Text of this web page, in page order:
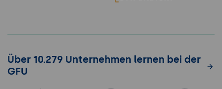
Über 10.279 Unternehmen lernen bei der
GFU